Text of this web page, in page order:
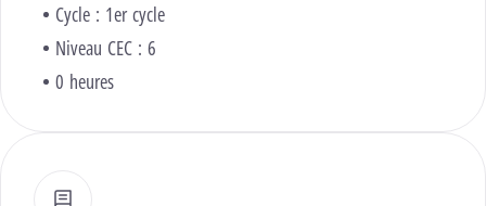
Cycle : 1er cycle
Niveau CEC : 6
0 heures